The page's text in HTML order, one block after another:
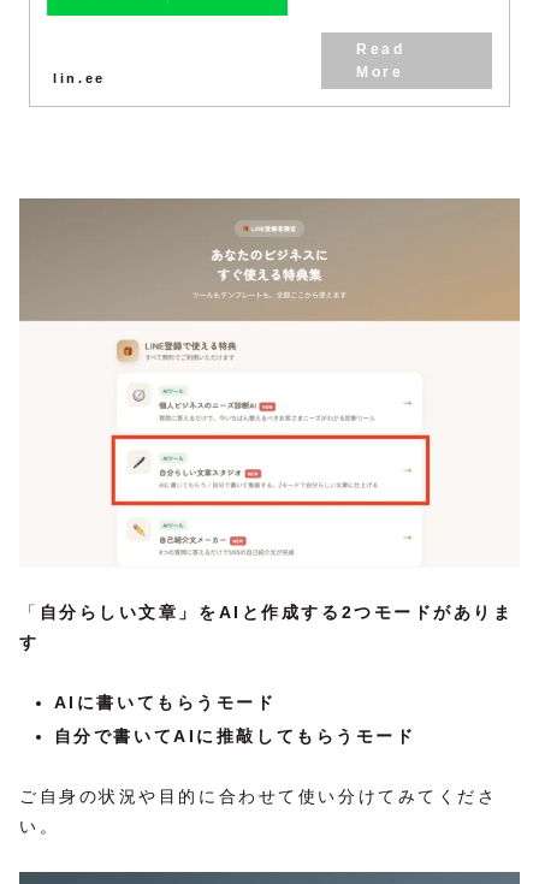
lin.ee
「 自分らしい文章」をAIと作成する2つモードがありま
す
AIに書いてもらうモード
自分で書いてAIに推敲してもらうモード
ご自身の状況や目的に合わせて使い分けてみてくださ
い。